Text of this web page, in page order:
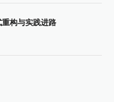
构与实践进路